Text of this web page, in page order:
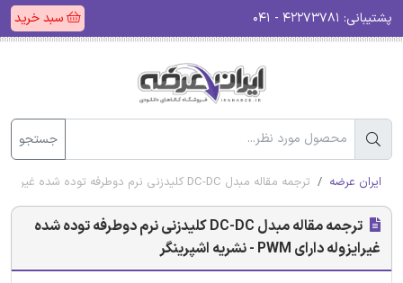
پشتیبانی: سبد خرید
جستجو
ایران عرضه ترجمه مقاله مبدل DC-DC کلیدزنی نرم دوطرفه توده شده غیرایزوله دارای PWM - نشریه اشپرینگر
ترجمه مقاله مبدل DC-DC کلیدزنی نرم دوطرفه توده شده
غیرایزوله دارای PWM - نشریه اشپرینگر